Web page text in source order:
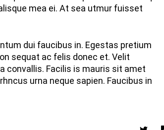
mea ei. At sea utmur fuisset
dui faucibus in. Egestas pretium
sequat ac felis donec et. Velit
convallis. Facilis is mauris sit amet
urna neque sapien. Faucibus in